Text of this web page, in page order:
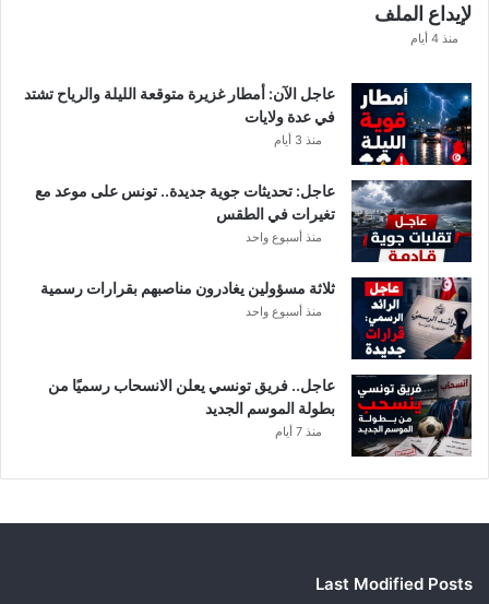
لإيداع الملف
منذ 4 أيام
عاجل الآن: أمطار غزيرة متوقعة الليلة والرياح تشتد
في عدة ولايات
منذ 3 أيام
عاجل: تحديثات جوية جديدة.. تونس على موعد مع
تغيرات في الطقس
منذ أسبوع واحد
ثلاثة مسؤولين يغادرون مناصبهم بقرارات رسمية
منذ أسبوع واحد
عاجل.. فريق تونسي يعلن الانسحاب رسميًا من
بطولة الموسم الجديد
منذ 7 أيام
Last Modified Posts